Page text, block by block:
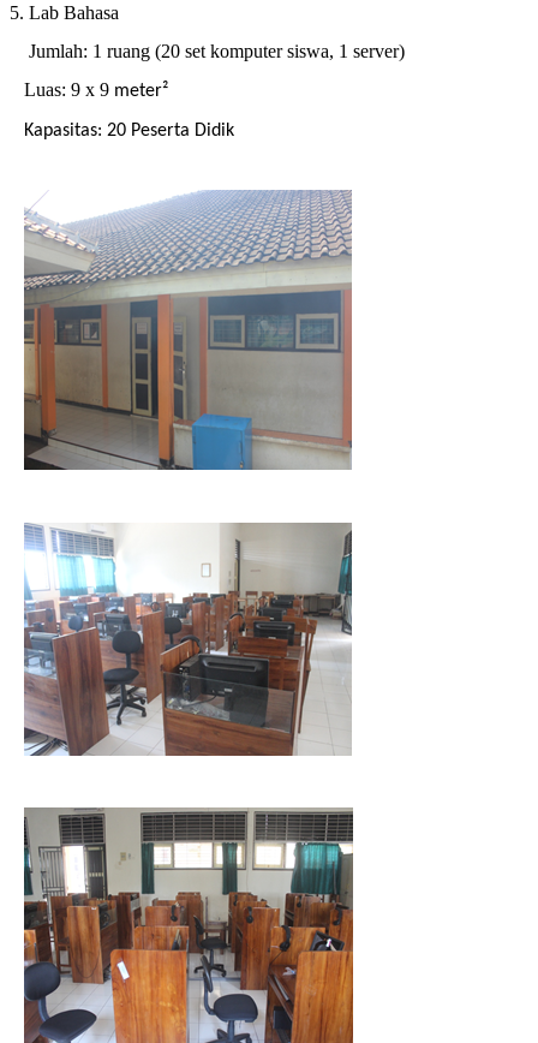
5. Lab Bahasa
Jumlah: 1 ruang (20 set komputer siswa, 1 server)
Luas: 9 x 9 meter²
Kapasitas: 20 Peserta Didik